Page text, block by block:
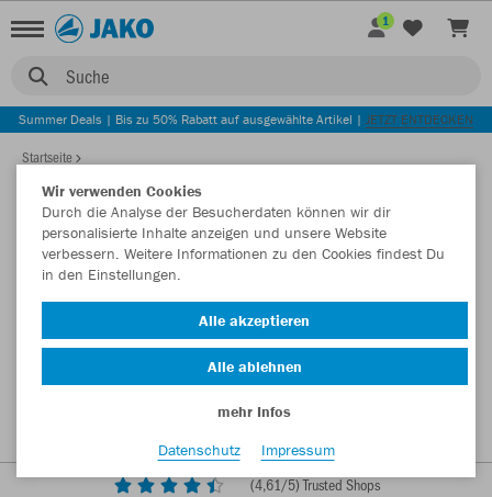
Suche
1
Summer Deals | Bis zu 50% Rabatt auf ausgewählte Artikel | JETZT ENTDECKEN
Startseite
(4,61/5) Trusted Shops
Wir verwenden Cookies
Durch die Analyse der Besucherdaten können wir dir
personalisierte Inhalte anzeigen und unsere Website
verbessern. Weitere Informationen zu den Cookies findest Du
in den Einstellungen.
Alle akzeptieren
Alle ablehnen
mehr Infos
Datenschutz
Impressum